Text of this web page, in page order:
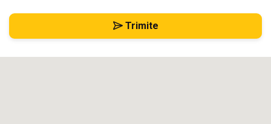
Trimite